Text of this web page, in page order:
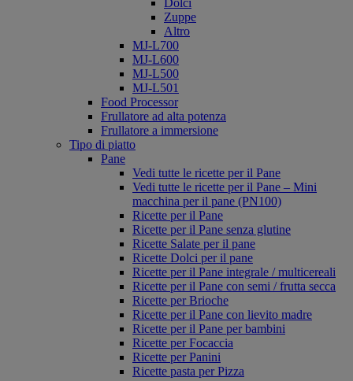
Dolci
Zuppe
Altro
MJ-L700
MJ-L600
MJ-L500
MJ-L501
Food Processor
Frullatore ad alta potenza
Frullatore a immersione
Tipo di piatto
Pane
Vedi tutte le ricette per il Pane
Vedi tutte le ricette per il Pane – Mini
macchina per il pane (PN100)
Ricette per il Pane
Ricette per il Pane senza glutine
Ricette Salate per il pane
Ricette Dolci per il pane
Ricette per il Pane integrale / multicereali
Ricette per il Pane con semi / frutta secca
Ricette per Brioche
Ricette per il Pane con lievito madre
Ricette per il Pane per bambini
Ricette per Focaccia
Ricette per Panini
Ricette pasta per Pizza